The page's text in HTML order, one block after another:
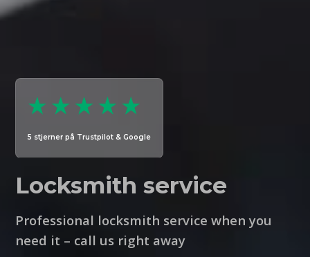
5 stjerner på Trustpilot & Google
Locksmith service
Professional locksmith service when you
need it – call us right away